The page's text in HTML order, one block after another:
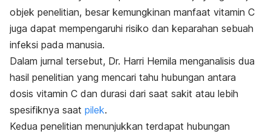
objek penelitian, besar kemungkinan manfaat vitamin C
juga dapat mempengaruhi risiko dan keparahan sebuah
infeksi pada manusia.
Dalam jurnal tersebut, Dr. Harri Hemila menganalisis dua
hasil penelitian yang mencari tahu hubungan antara
dosis vitamin C dan durasi dari saat sakit atau lebih
spesifiknya saat pilek.
Kedua penelitian menunjukkan terdapat hubungan